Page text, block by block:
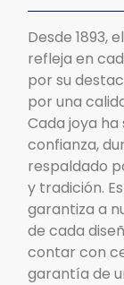
Desde 1893,
refleja en
por su
por una
Cada joya
confianza,
respaldado
y tradición.
garantiza a
de cada
contar con
garantía de